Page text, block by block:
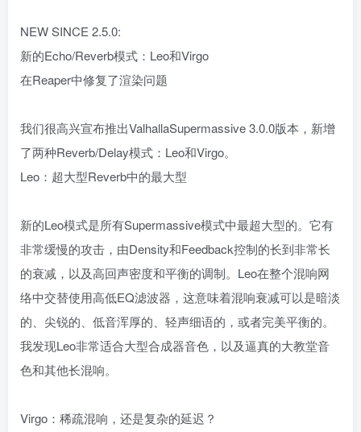
NEW SINCE 2.5.0:
新的Echo/Reverb模式：Leo和Virgo
在Reaper中修复了渲染问题
我们很高兴宣布推出ValhallaSupermassive 3.0.0版本，新增
了两种Reverb/Delay模式：Leo和Virgo。
Leo：超大型Reverb中的最大型
新的Leo模式是所有Supermassive模式中最超大型的。它有
非常缓慢的攻击，由Density和Feedback控制的长到非常长
的衰减，以及高回声密度和平衡的调制。Leo在整个混响网
络中交替使用高低EQ滤波器，这意味着混响衰减可以是暗淡
的、尖锐的、低音浑厚的、轻声细语的，或者完美平衡的。
我发现Leo非常适合大型合成器音色，以及逼真的大教堂音
色和其他长混响。
Virgo：稀疏混响，还是复杂的延迟？